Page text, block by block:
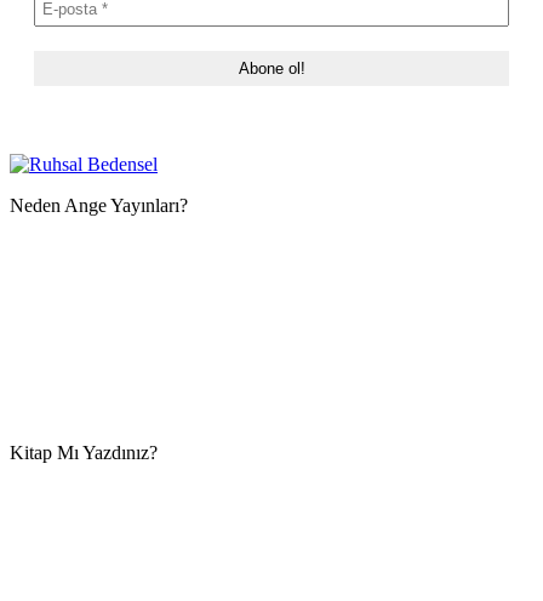
Neden Ange Yayınları?
Kitap Mı Yazdınız?